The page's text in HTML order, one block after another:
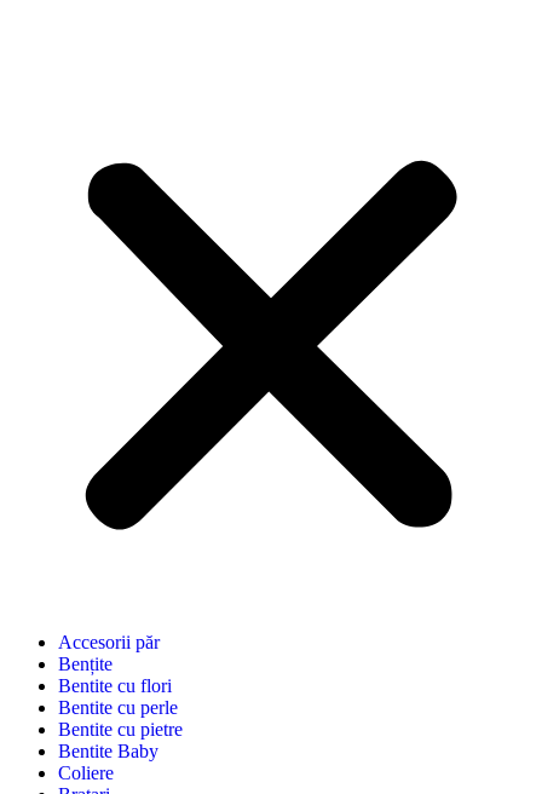
Accesorii păr
Bențite
Bentite cu flori
Bentite cu perle
Bentite cu pietre
Bentite Baby
Coliere